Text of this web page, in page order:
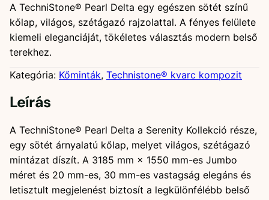
A TechniStone® Pearl Delta egy egészen sötét színű
kőlap, világos, szétágazó rajzolattal. A fényes felülete
kiemeli eleganciáját, tökéletes választás modern belső
terekhez.
Kategória: Kőminták, Technistone® kvarc kompozit
Leírás
A TechniStone® Pearl Delta a Serenity Kollekció része,
egy sötét árnyalatú kőlap, melyet világos, szétágazó
mintázat díszít. A 3185 mm × 1550 mm-es Jumbo
méret és 20 mm-es, 30 mm-es vastagság elegáns és
letisztult megjelenést biztosít a legkülönfélébb belső